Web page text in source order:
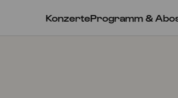
KonzerteProgramm &